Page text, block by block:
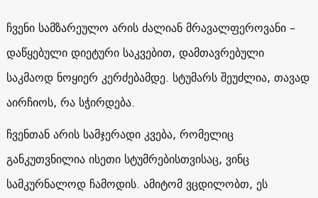
ჩვენი სამზარეულო არის ძალიან მრავალფეროვანი –
დაწყებული დიეტური საკვებით, დამთავრებული
საკმაოდ ნოყიერ კერძებამდე. სტუმარს შეუძლია, თავად
აირჩიოს, რა სჭირდება.
ჩვენთან არის სამჯერადი კვება, რომელიც
განკუთვნილია ისეთი სტუმრებისთვისაც, ვინც
სამკურნალოდ ჩამოდის. ამიტომ ვცდილობთ, ეს